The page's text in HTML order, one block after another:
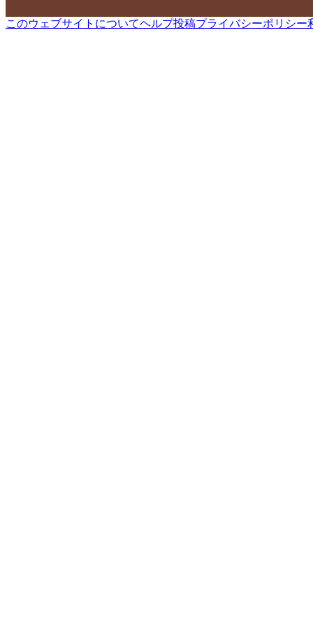
このウェブサイトについてヘルプ投稿プライバシーポリシー